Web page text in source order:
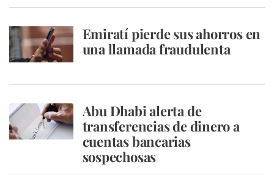
Emiratí pierde sus ahorros en
una llamada fraudulenta
Abu Dhabi alerta de
transferencias de dinero a
cuentas bancarias
sospechosas